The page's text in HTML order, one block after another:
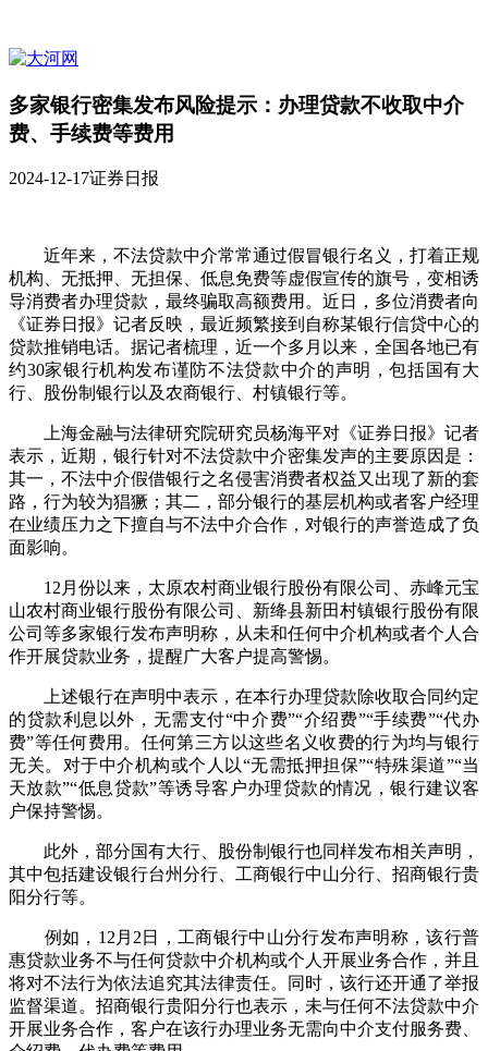
多家银行密集发布风险提示：办理贷款不收取中介
费、手续费等费用
2024-12-17证券日报
近年来，不法贷款中介常常通过假冒银行名义，打着正规
机构、无抵押、无担保、低息免费等虚假宣传的旗号，变相诱
导消费者办理贷款，最终骗取高额费用。近日，多位消费者向
《证券日报》记者反映，最近频繁接到自称某银行信贷中心的
贷款推销电话。据记者梳理，近一个多月以来，全国各地已有
约30家银行机构发布谨防不法贷款中介的声明，包括国有大
行、股份制银行以及农商银行、村镇银行等。
上海金融与法律研究院研究员杨海平对《证券日报》记者
表示，近期，银行针对不法贷款中介密集发声的主要原因是：
其一，不法中介假借银行之名侵害消费者权益又出现了新的套
路，行为较为猖獗；其二，部分银行的基层机构或者客户经理
在业绩压力之下擅自与不法中介合作，对银行的声誉造成了负
面影响。
12月份以来，太原农村商业银行股份有限公司、赤峰元宝
山农村商业银行股份有限公司、新绛县新田村镇银行股份有限
公司等多家银行发布声明称，从未和任何中介机构或者个人合
作开展贷款业务，提醒广大客户提高警惕。
上述银行在声明中表示，在本行办理贷款除收取合同约定
的贷款利息以外，无需支付“中介费”“介绍费”“手续费”“代办
费”等任何费用。任何第三方以这些名义收费的行为均与银行
无关。对于中介机构或个人以“无需抵押担保”“特殊渠道”“当
天放款”“低息贷款”等诱导客户办理贷款的情况，银行建议客
户保持警惕。
此外，部分国有大行、股份制银行也同样发布相关声明，
其中包括建设银行台州分行、工商银行中山分行、招商银行贵
阳分行等。
例如，12月2日，工商银行中山分行发布声明称，该行普
惠贷款业务不与任何贷款中介机构或个人开展业务合作，并且
将对不法行为依法追究其法律责任。同时，该行还开通了举报
监督渠道。招商银行贵阳分行也表示，未与任何不法贷款中介
开展业务合作，客户在该行办理业务无需向中介支付服务费、